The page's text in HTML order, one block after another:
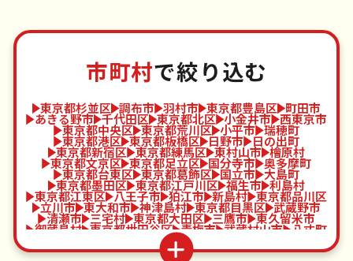
市町村で絞り込む
東京都杉並区 調布市 羽村市 東京都豊島区 町田市
あきる野市 千代田区 東京都北区 小金井市 西東京市
東京都中央区 東京都荒川区 小平市 瑞穂町
東京都港区 東京都板橋区 日野市 日の出町
東京都新宿区 東京都練馬区 東村山市 檜原村
東京都文京区 東京都足立区 国分寺市 奥多摩町
東京都台東区 東京都葛飾区 国立市 大島町
東京都墨田区 東京都江戸川区 福生市 利島村
東京都江東区 八王子市 狛江市 新島村 東京都品川区
立川市 東大和市 神津島村 東京都目黒区 武蔵野市
清瀬市 三宅村 東京都大田区 三鷹市 東久留米市
御蔵島村 東京都世田谷区 青梅市 武蔵村山市 八丈町
多摩市
昭島市 稲城市 小笠原村